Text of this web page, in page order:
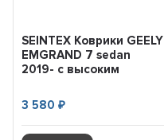
SEINTEX Коврики GEELY
EMGRAND 7 sedan
2019- с высоким
92630...
3 580₽